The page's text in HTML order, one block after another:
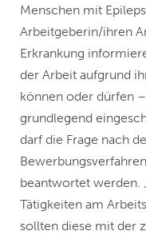
Menschen mit
Arbeitgeberin/ihren
Erkrankung
der Arbeit aufgrund
können oder dürfen
grundlegend
darf die Frage nach
beantwortet werden.
Tätigkeiten am
sollten diese mit der